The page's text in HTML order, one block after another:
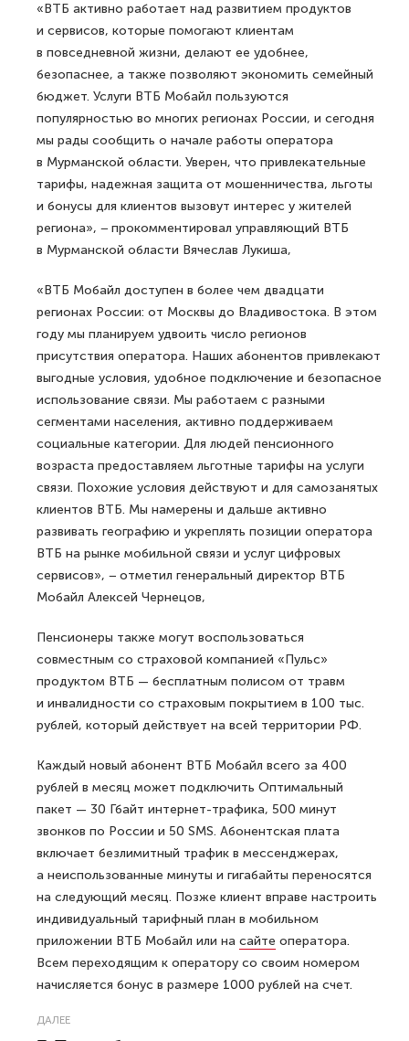
«ВТБ активно работает над развитием продуктов
и сервисов, которые помогают клиентам
в повседневной жизни, делают ее удобнее,
безопаснее, а также позволяют экономить семейный
бюджет. Услуги ВТБ Мобайл пользуются
популярностью во многих регионах России, и сегодня
мы рады сообщить о начале работы оператора
в Мурманской области. Уверен, что привлекательные
тарифы, надежная защита от мошенничества, льготы
и бонусы для клиентов вызовут интерес у жителей
региона», − прокомментировал управляющий ВТБ
в Мурманской области Вячеслав Лукиша,
«ВТБ Мобайл доступен в более чем двадцати
регионах России: от Москвы до Владивостока. В этом
году мы планируем удвоить число регионов
присутствия оператора. Наших абонентов привлекают
выгодные условия, удобное подключение и безопасное
использование связи. Мы работаем с разными
сегментами населения, активно поддерживаем
социальные категории. Для людей пенсионного
возраста предоставляем льготные тарифы на услуги
связи. Похожие условия действуют и для самозанятых
клиентов ВТБ. Мы намерены и дальше активно
развивать географию и укреплять позиции оператора
ВТБ на рынке мобильной связи и услуг цифровых
сервисов», − отметил генеральный директор ВТБ
Мобайл Алексей Чернецов,
Пенсионеры также могут воспользоваться
совместным со страховой компанией «Пульс»
продуктом ВТБ — бесплатным полисом от травм
и инвалидности со страховым покрытием в 100 тыс.
рублей, который действует на всей территории РФ.
Каждый новый абонент ВТБ Мобайл всего за 400
рублей в месяц может подключить Оптимальный
пакет — 30 Гбайт интернет-трафика, 500 минут
звонков по России и 50 SMS. Абонентская плата
включает безлимитный трафик в мессенджерах,
а неиспользованные минуты и гигабайты переносятся
на следующий месяц. Позже клиент вправе настроить
индивидуальный тарифный план в мобильном
приложении ВТБ Мобайл или на сайте оператора.
Всем переходящим к оператору со своим номером
начисляется бонус в размере 1000 рублей на счет.
ДАЛЕЕ